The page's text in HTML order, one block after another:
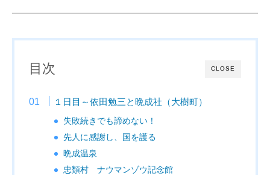
CLOSE
目次
１日目～依田勉三と晩成社（大樹町）
失敗続きでも諦めない！
先人に感謝し、国を護る
晩成温泉
忠類村 ナウマンゾウ記念館